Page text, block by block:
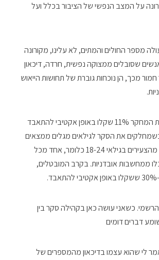
על המצב הנפשי של הציבור בכלל ועל
מספר החולים והמתים, לא עלינו, מקורונה
שסובלים ממצוקה נפשית, חרדה, דיכאון
חמור מכך, הן נוכחות גוברת של תחושות הייאוש
בקרב כל אוכלוסיות המחקר 11% שקלו באופן אקטיבי להתאבד
את הסקר לגילאים מגלים ממצאים
חמורים יותר. 25% מהצעירים בגילאי 18-24 כלומר, אחד מכל
ממחשבות אובדניות. בקרב המובטלים,
כשאני עושה כאן בקהילה סקר בין
דברים דומים
לי שהוא עצמו בדיכאון מהמספרים של